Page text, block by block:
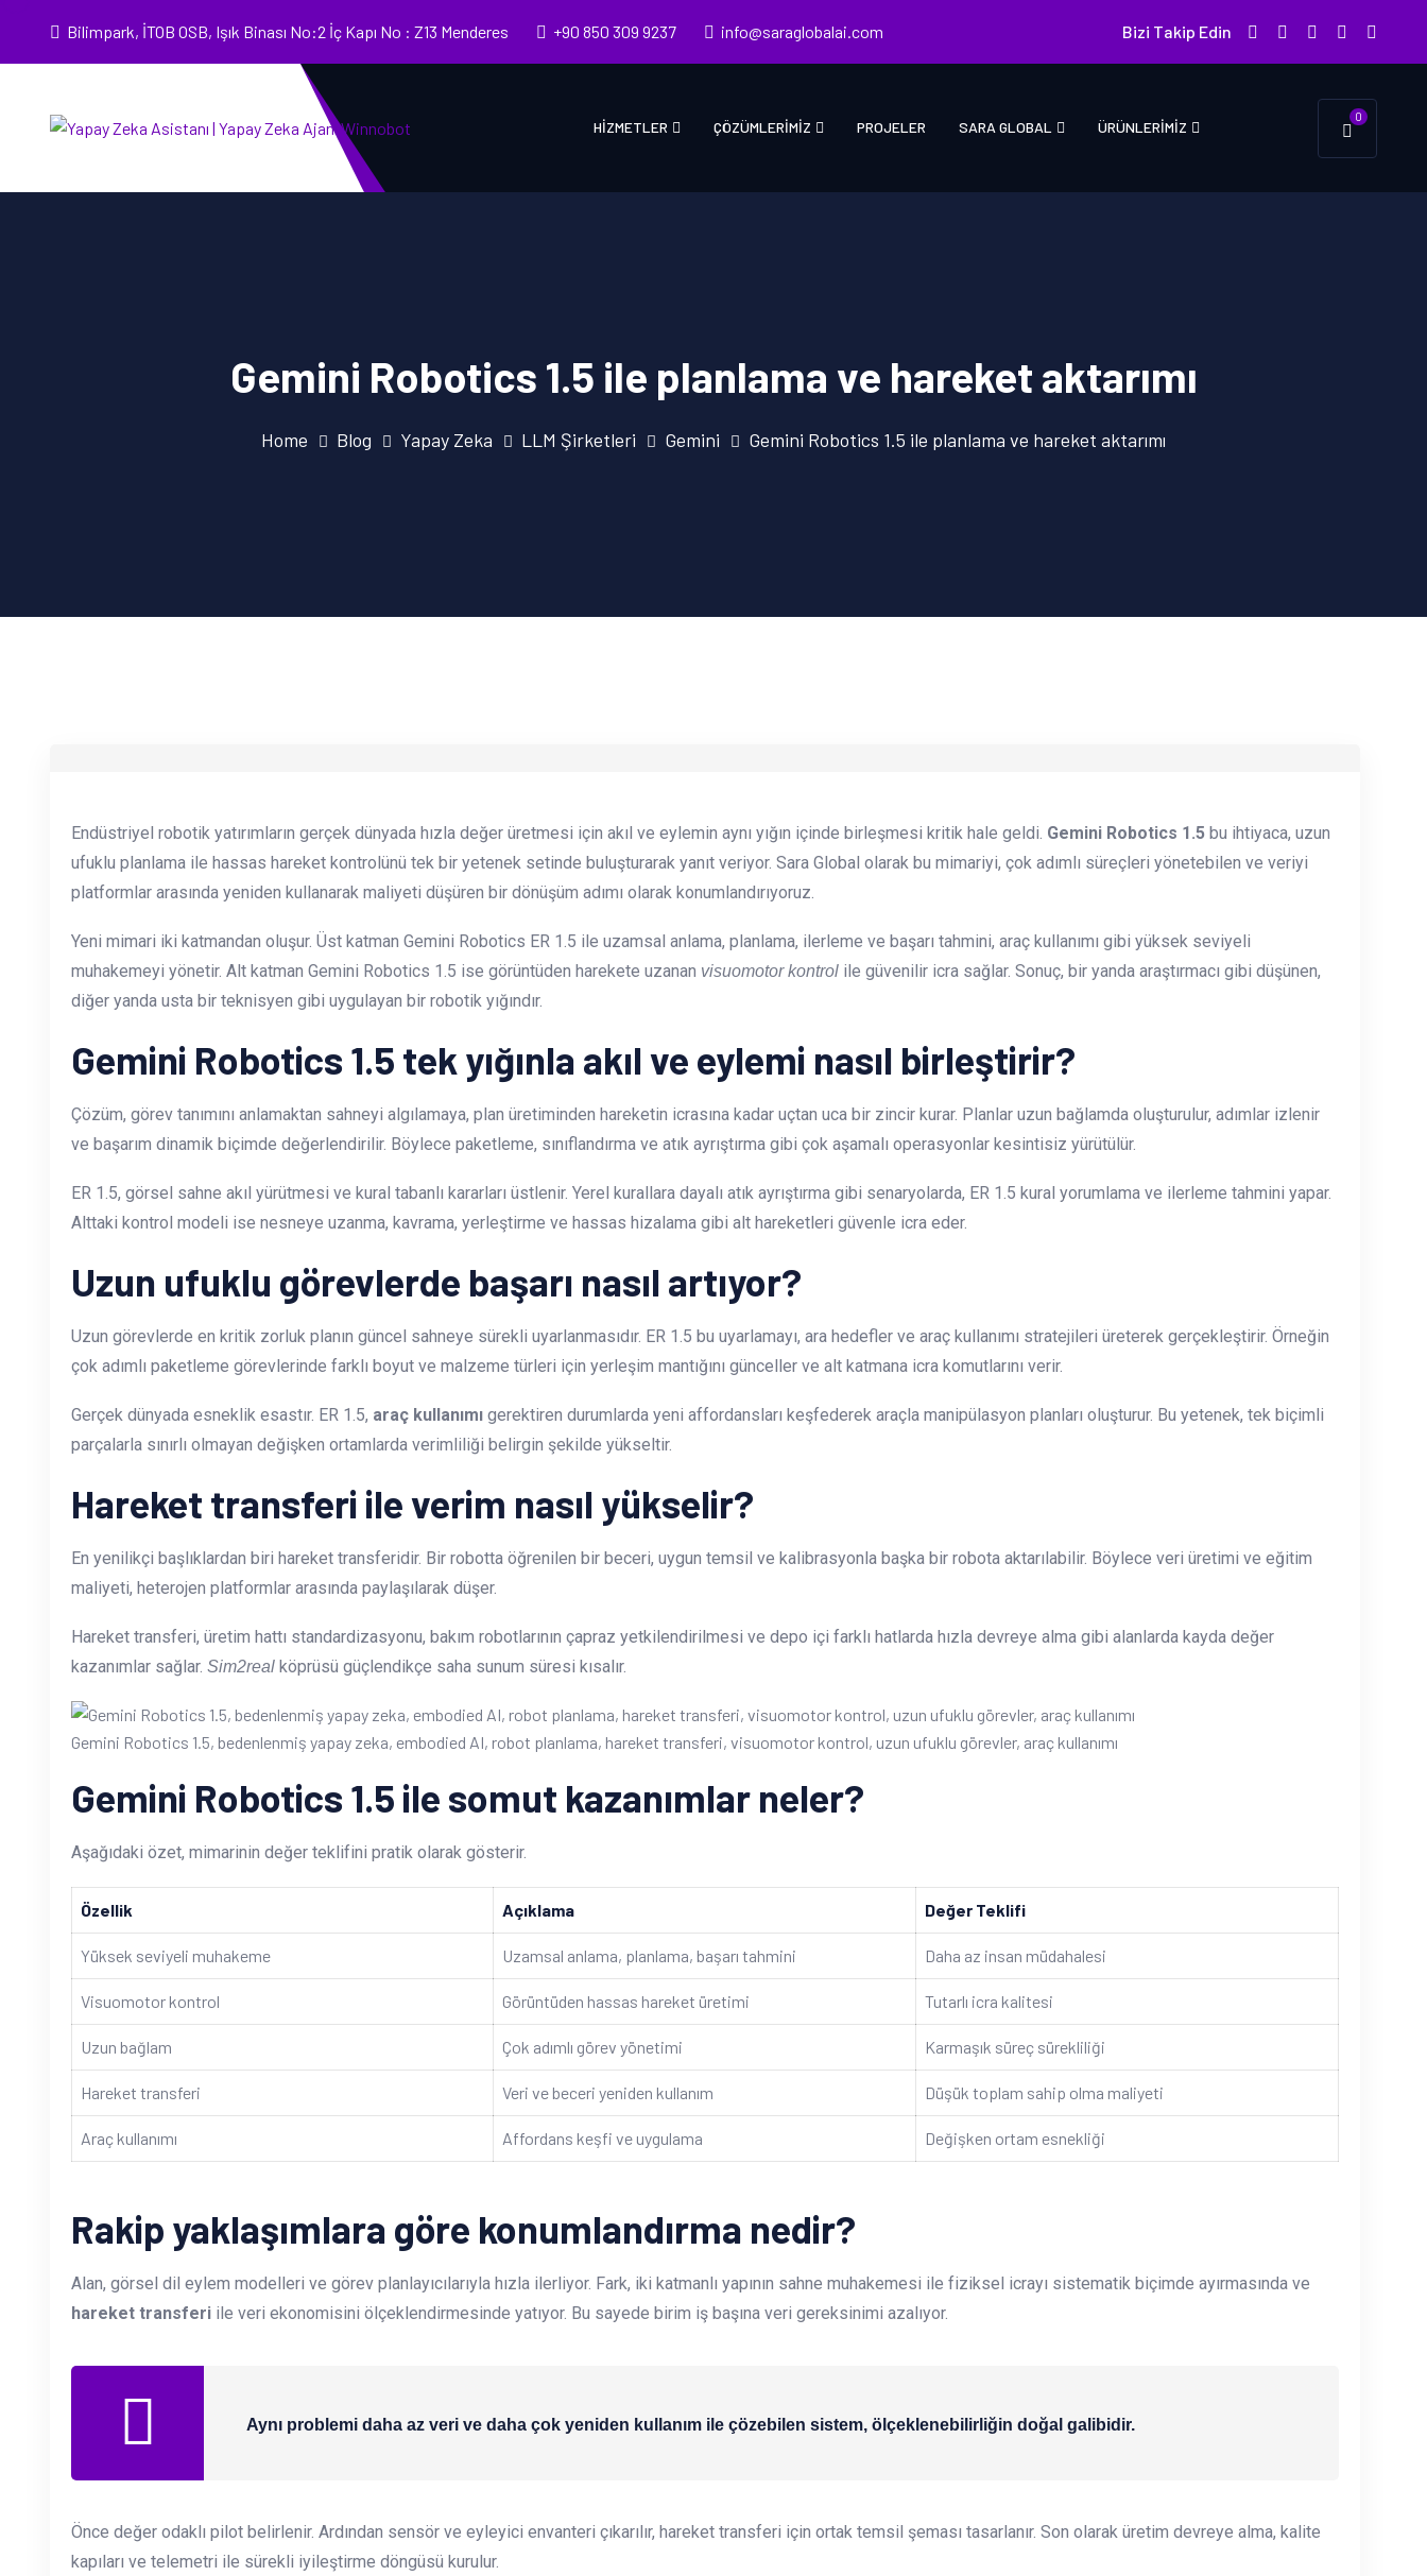
Bilimpark, İTOB OSB, Işık Binası No:2 İç Kapı No : Z13 Menderes +90 850 309 9237 info@saraglobalai.com Bizi Takip Edin
HIZMETLER ÇÖZÜMLERIMIZ PROJELER SARA GLOBAL ÜRÜNLERIMIZ
0
Gemini Robotics 1.5 ile planlama ve hareket aktarımı
Home Blog Yapay Zeka LLM Şirketleri Gemini Gemini Robotics 1.5 ile planlama ve hareket aktarımı
Endüstriyel robotik yatırımların gerçek dünyada hızla değer üretmesi için akıl ve eylemin aynı yığın içinde birleşmesi kritik hale geldi. Gemini Robotics 1.5 bu ihtiyaca, uzun
ufuklu planlama ile hassas hareket kontrolünü tek bir yetenek setinde buluşturarak yanıt veriyor. Sara Global olarak bu mimariyi, çok adımlı süreçleri yönetebilen ve veriyi
platformlar arasında yeniden kullanarak maliyeti düşüren bir dönüşüm adımı olarak konumlandırıyoruz.
Yeni mimari iki katmandan oluşur. Üst katman Gemini Robotics ER 1.5 ile uzamsal anlama, planlama, ilerleme ve başarı tahmini, araç kullanımı gibi yüksek seviyeli
muhakemeyi yönetir. Alt katman Gemini Robotics 1.5 ise görüntüden harekete uzanan visuomotor kontrol ile güvenilir icra sağlar. Sonuç, bir yanda araştırmacı gibi düşünen,
diğer yanda usta bir teknisyen gibi uygulayan bir robotik yığındır.
Gemini Robotics 1.5 tek yığınla akıl ve eylemi nasıl birleştirir?
Çözüm, görev tanımını anlamaktan sahneyi algılamaya, plan üretiminden hareketin icrasına kadar uçtan uca bir zincir kurar. Planlar uzun bağlamda oluşturulur, adımlar izlenir
ve başarım dinamik biçimde değerlendirilir. Böylece paketleme, sınıflandırma ve atık ayrıştırma gibi çok aşamalı operasyonlar kesintisiz yürütülür.
ER 1.5, görsel sahne akıl yürütmesi ve kural tabanlı kararları üstlenir. Yerel kurallara dayalı atık ayrıştırma gibi senaryolarda, ER 1.5 kural yorumlama ve ilerleme tahmini yapar.
Alttaki kontrol modeli ise nesneye uzanma, kavrama, yerleştirme ve hassas hizalama gibi alt hareketleri güvenle icra eder.
Uzun ufuklu görevlerde başarı nasıl artıyor?
Uzun görevlerde en kritik zorluk planın güncel sahneye sürekli uyarlanmasıdır. ER 1.5 bu uyarlamayı, ara hedefler ve araç kullanımı stratejileri üreterek gerçekleştirir. Örneğin
çok adımlı paketleme görevlerinde farklı boyut ve malzeme türleri için yerleşim mantığını günceller ve alt katmana icra komutlarını verir.
Gerçek dünyada esneklik esastır. ER 1.5, araç kullanımı gerektiren durumlarda yeni affordansları keşfederek araçla manipülasyon planları oluşturur. Bu yetenek, tek biçimli
parçalarla sınırlı olmayan değişken ortamlarda verimliliği belirgin şekilde yükseltir.
Hareket transferi ile verim nasıl yükselir?
En yenilikçi başlıklardan biri hareket transferidir. Bir robotta öğrenilen bir beceri, uygun temsil ve kalibrasyonla başka bir robota aktarılabilir. Böylece veri üretimi ve eğitim
maliyeti, heterojen platformlar arasında paylaşılarak düşer.
Hareket transferi, üretim hattı standardizasyonu, bakım robotlarının çapraz yetkilendirilmesi ve depo içi farklı hatlarda hızla devreye alma gibi alanlarda kayda değer
kazanımlar sağlar. Sim2real köprüsü güçlendikçe saha sunum süresi kısalır.
Gemini Robotics 1.5, bedenlenmiş yapay zeka, embodied AI, robot planlama, hareket transferi, visuomotor kontrol, uzun ufuklu görevler, araç kullanımı
Gemini Robotics 1.5 ile somut kazanımlar neler?
Aşağıdaki özet, mimarinin değer teklifini pratik olarak gösterir.
Özellik Açıklama Değer Teklifi
Yüksek seviyeli muhakeme Uzamsal anlama, planlama, başarı tahmini Daha az insan müdahalesi
Visuomotor kontrol Görüntüden hassas hareket üretimi Tutarlı icra kalitesi
Uzun bağlam Çok adımlı görev yönetimi Karmaşık süreç sürekliliği
Hareket transferi Veri ve beceri yeniden kullanım Düşük toplam sahip olma maliyeti
Araç kullanımı Affordans keşfi ve uygulama Değişken ortam esnekliği
Rakip yaklaşımlara göre konumlandırma nedir?
Alan, görsel dil eylem modelleri ve görev planlayıcılarıyla hızla ilerliyor. Fark, iki katmanlı yapının sahne muhakemesi ile fiziksel icrayı sistematik biçimde ayırmasında ve
hareket transferi ile veri ekonomisini ölçeklendirmesinde yatıyor. Bu sayede birim iş başına veri gereksinimi azalıyor.
Aynı problemi daha az veri ve daha çok yeniden kullanım ile çözebilen sistem, ölçeklenebilirliğin doğal galibidir.
Önce değer odaklı pilot belirlenir. Ardından sensör ve eyleyici envanteri çıkarılır, hareket transferi için ortak temsil şeması tasarlanır. Son olarak üretim devreye alma, kalite
kapıları ve telemetri ile sürekli iyileştirme döngüsü kurulur.